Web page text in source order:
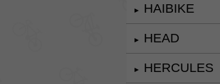
► HAIBIKE
► HEAD
► HERCULES